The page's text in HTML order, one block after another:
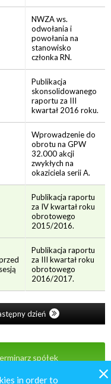
NWZA ws.
odwołania i
powołania na
stanowisko
członka RN.
Publikacja
skonsolidowanego
raportu za III
kwartał 2016 roku.
Wprowadzenie do
obrotu na GPW
32.000 akcji
zwykłych na
okaziciela serii A.
Publikacja raportu
za IV kwartał roku
obrotowego
2015/2016.
sesją
Publikacja raportu
za III kwartał roku
obrotowego
2016/2017.
dzień
spółek
in order to